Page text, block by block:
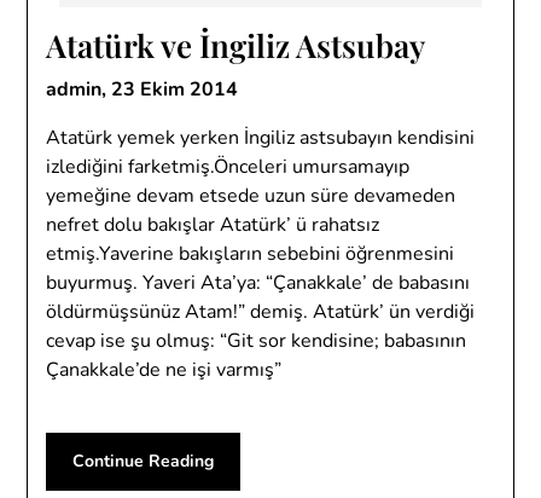
Atatürk ve İngiliz Astsubay
admin, 23 Ekim 2014
Atatürk yemek yerken İngiliz astsubayın kendisini
izlediğini farketmiş.Önceleri umursamayıp
yemeğine devam etsede uzun süre devameden
nefret dolu bakışlar Atatürk’ ü rahatsız
etmiş.Yaverine bakışların sebebini öğrenmesini
buyurmuş. Yaveri Ata’ya: “Çanakkale’ de babasını
öldürmüşsünüz Atam!” demiş. Atatürk’ ün verdiği
cevap ise şu olmuş: “Git sor kendisine; babasının
Çanakkale’de ne işi varmış”
Continue Reading